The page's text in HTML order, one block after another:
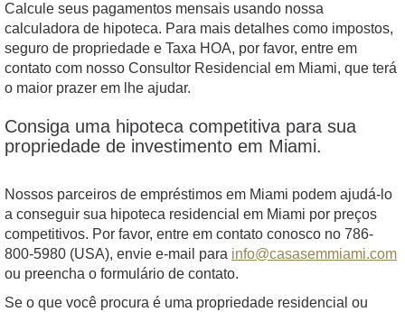
Calcule seus pagamentos mensais usando nossa
calculadora de hipoteca. Para mais detalhes como impostos,
seguro de propriedade e Taxa HOA, por favor, entre em
contato com nosso Consultor Residencial em Miami, que terá
o maior prazer em lhe ajudar.
Consiga uma hipoteca competitiva para sua
propriedade de investimento em Miami.
Nossos parceiros de empréstimos em Miami podem ajudá-lo
a conseguir sua hipoteca residencial em Miami por preços
competitivos. Por favor, entre em contato conosco no 786-
800-5980 (USA), envie e-mail para info@casasemmiami.com
ou preencha o formulário de contato.
Se o que você procura é uma propriedade residencial ou